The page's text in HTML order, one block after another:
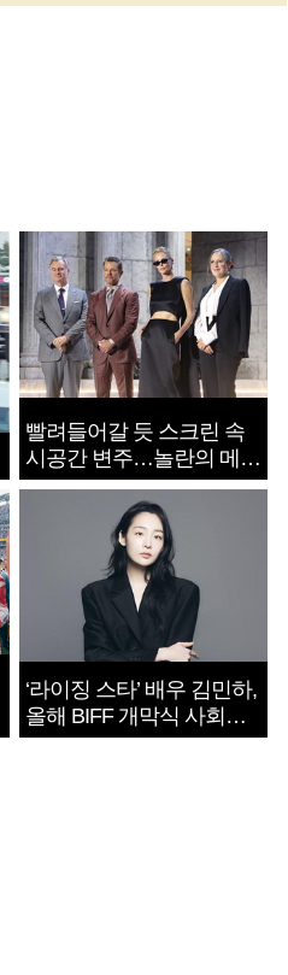
빨려들어갈 듯 스크린 속
시공간 변주…놀란의 메시
지는 ‘전쟁 속죄’
‘라이징 스타’ 배우 김민하,
올해 BIFF 개막식 사회자
확정